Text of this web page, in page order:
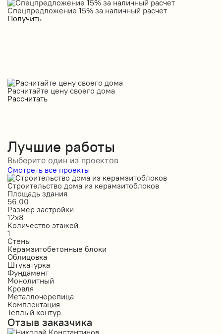
Спецпредложение 15% за наличный расчет
Получить
Расчитайте цену своего дома
Рассчитать
Лучшие работы
Выберите один из проектов
Смотреть все проекты
Строительство дома из керамзитоблоков
Площадь здания
56.00
Размер застройки
12х8
Количество этажей
1
Стены
Керамзитобетонные блоки
Облицовка
Штукатурка
Фундамент
Монолитный
Кровля
Металлочерепица
Комплектация
Теплый контур
Отзыв заказчика